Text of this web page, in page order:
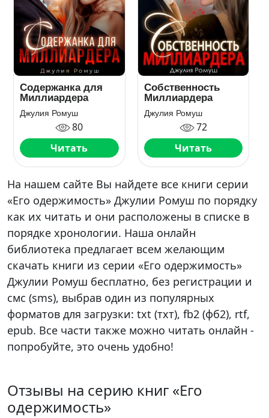
Содержанка для
Миллиардера
Джулия Ромуш
80
Читать
Собственность
Миллиардера
Джулия Ромуш
72
Читать
На нашем сайте Вы найдете все книги серии
«Его одержимость» Джулии Ромуш по порядку
как их читать и они расположены в списке в
порядке хронологии. Наша онлайн
библиотека предлагает всем желающим
скачать книги из серии «Его одержимость»
Джулии Ромуш бесплатно, без регистрации и
смс (sms), выбрав один из популярных
форматов для загрузки: txt (тхт), fb2 (фб2), rtf,
epub. Все части также можно читать онлайн -
попробуйте, это очень удобно!
Отзывы на серию книг «Его
одержимость»